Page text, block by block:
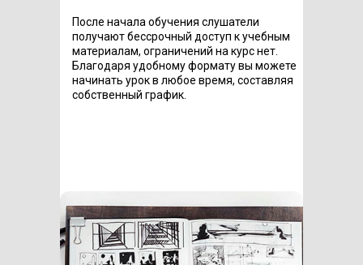
После начала обучения слушатели
получают бессрочный доступ к учебным
материалам, ограничений на курс нет.
Благодаря удобному формату вы можете
начинать урок в любое время, составляя
собственный график.